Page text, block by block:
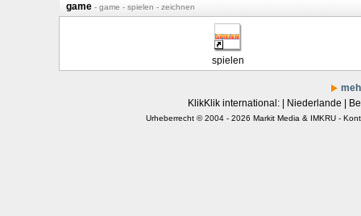
game - game - spielen - zeichnen
spielen
KlikKlik international: |
Niederlande
Urheberrecht © 2004 - 2026 Markit Media & IMKRU -